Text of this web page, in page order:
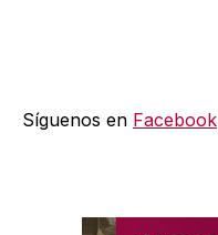
Síguenos en Facebook